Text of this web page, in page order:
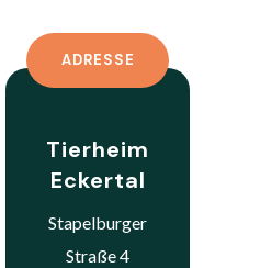
ADRESSE
Tierheim
Eckertal
Stapelburger
Straße 4